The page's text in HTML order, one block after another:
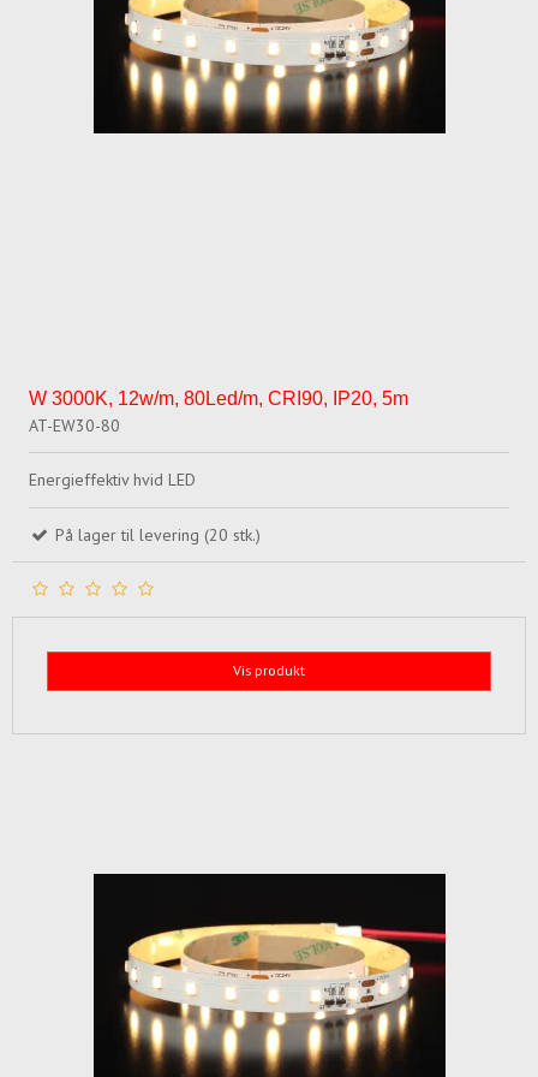
W 3000K, 12w/m, 80Led/m, CRI90, IP20, 5m
AT-EW30-80
Energieffektiv hvid LED
På lager til levering (20 stk.)
Vis produkt